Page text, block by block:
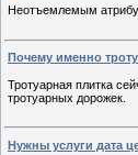
Неотъемлемым
Почему именно
Тротуарная плитка
тротуарных дорожек.
Нужны услуги дата